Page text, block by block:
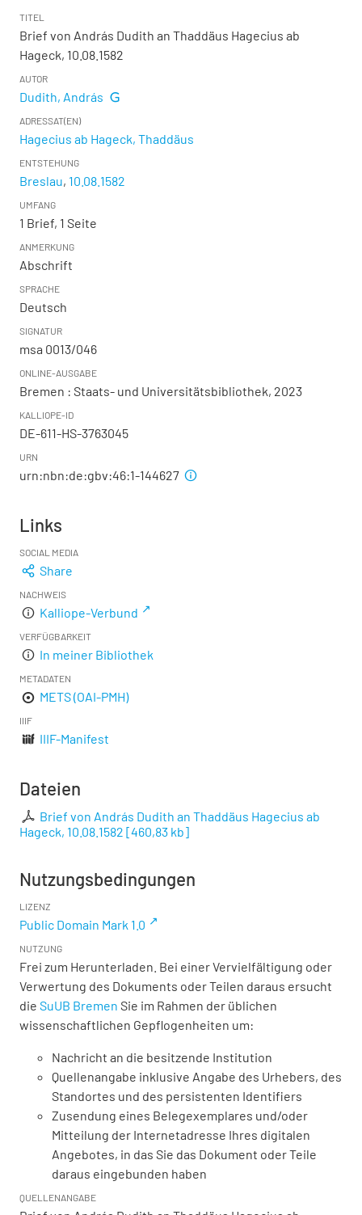
TITEL
Brief von András Dudith an Thaddäus Hagecius ab
Hageck, 10.08.1582
AUTOR
Dudith, András
ADRESSAT(EN)
Hagecius ab Hageck, Thaddäus
ENTSTEHUNG
Breslau, 10.08.1582
UMFANG
1 Brief, 1 Seite
ANMERKUNG
Abschrift
SPRACHE
Deutsch
SIGNATUR
msa 0013/046
ONLINE-AUSGABE
Bremen : Staats- und Universitätsbibliothek, 2023
KALLIOPE-ID
DE-611-HS-3763045
URN
urn:nbn:de:gbv:46:1-144627
Links
SOCIAL MEDIA
Share
NACHWEIS
Kalliope-Verbund
VERFÜGBARKEIT
In meiner Bibliothek
METADATEN
METS (OAI-PMH)
IIIF
IIIF-Manifest
Dateien
Brief von András Dudith an Thaddäus Hagecius ab
Hageck, 10.08.1582 [460,83 kb]
Nutzungsbedingungen
LIZENZ
Public Domain Mark 1.0
NUTZUNG
Frei zum Herunterladen. Bei einer Vervielfältigung oder
Verwertung des Dokuments oder Teilen daraus ersucht
die SuUB Bremen Sie im Rahmen der üblichen
wissenschaftlichen Gepflogenheiten um:
Nachricht an die besitzende Institution
Quellenangabe inklusive Angabe des Urhebers, des
Standortes und des persistenten Identifiers
Zusendung eines Belegexemplares und/oder
Mitteilung der Internetadresse Ihres digitalen
Angebotes, in das Sie das Dokument oder Teile
daraus eingebunden haben
QUELLENANGABE